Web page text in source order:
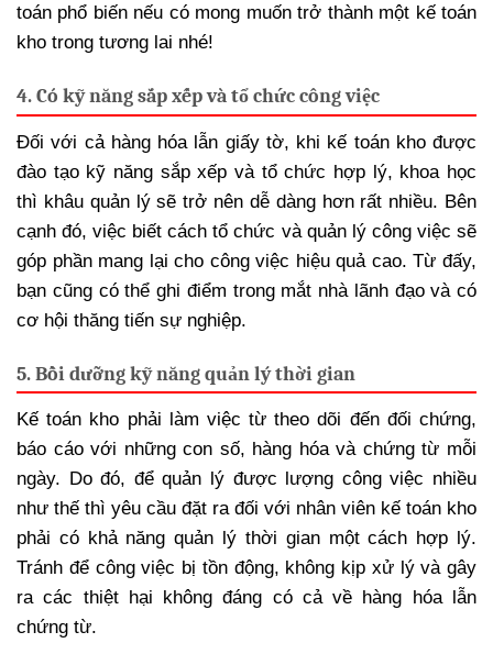
toán phổ biến nếu có mong muốn trở thành một kế toán
kho trong tương lai nhé!
4. Có kỹ năng sắp xếp và tổ chức công việc
Đối với cả hàng hóa lẫn giấy tờ, khi kế toán kho được
đào tạo kỹ năng sắp xếp và tổ chức hợp lý, khoa học
thì khâu quản lý sẽ trở nên dễ dàng hơn rất nhiều. Bên
cạnh đó, việc biết cách tổ chức và quản lý công việc sẽ
góp phần mang lại cho công việc hiệu quả cao. Từ đấy,
bạn cũng có thể ghi điểm trong mắt nhà lãnh đạo và có
cơ hội thăng tiến sự nghiệp.
5. Bồi dưỡng kỹ năng quản lý thời gian
Kế toán kho phải làm việc từ theo dõi đến đối chứng,
báo cáo với những con số, hàng hóa và chứng từ mỗi
ngày. Do đó, để quản lý được lượng công việc nhiều
như thế thì yêu cầu đặt ra đối với nhân viên kế toán kho
phải có khả năng quản lý thời gian một cách hợp lý.
Tránh để công việc bị tồn động, không kịp xử lý và gây
ra các thiệt hại không đáng có cả về hàng hóa lẫn
chứng từ.